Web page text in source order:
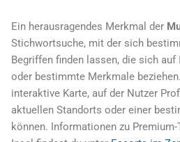
Ein herausragendes Merkmal der
Stichwortsuche, mit der sich
Begriffen finden lassen, die sich
oder bestimmte Merkmale
interaktive Karte, auf der Nutzer
aktuellen Standorts oder einer
können. Informationen zu